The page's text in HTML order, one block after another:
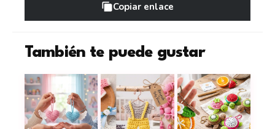
Copiar enlace
También te puede gustar